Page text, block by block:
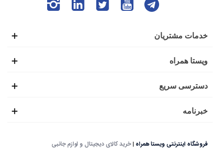
خدمات مشتریان
ویستا همراه
دسترسی سریع
خبرنامه
فروشگاه اینترنتی ویستا همراه |خرید کالای دیجیتال و لوازم جانبی